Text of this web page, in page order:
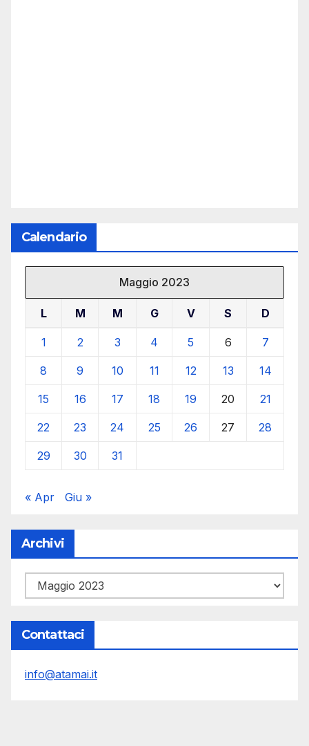
Calendario
Maggio 2023
L M M G V S D
1 2 3 4 5 6 7
8 9 10 11 12 13 14
15 16 17 18 19 20 21
22 23 24 25 26 27 28
29 30 31
« Apr Giu »
Archivi
Archivi
Contattaci
info@atamai.it